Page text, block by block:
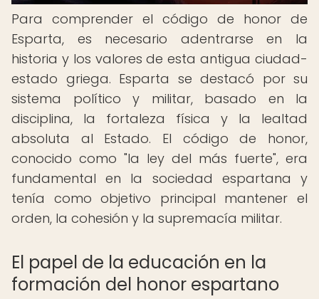
Para comprender el código de honor de
Esparta, es necesario adentrarse en la
historia y los valores de esta antigua ciudad-
estado griega. Esparta se destacó por su
sistema político y militar, basado en la
disciplina, la fortaleza física y la lealtad
absoluta al Estado. El código de honor,
conocido como "la ley del más fuerte", era
fundamental en la sociedad espartana y
tenía como objetivo principal mantener el
orden, la cohesión y la supremacía militar.
El papel de la educación en la
formación del honor espartano